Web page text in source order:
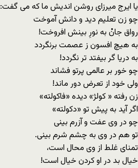
یا ایرج میرزاى روشن اندیش ما که مى گفت:
چو زن تعلیم دید و دانش آموخت
رواق جانْ به نورِ بینش افروخت!
به هیچ افسون ز عصمت برنگردد
به دریا گر بیفتد تر نگردد!
چو خور بر عالمی پرتو فشاند
ولی خود از تعرض دور ماند!
زن رفته « کولژ» دیده «فاکولته»
اگر آید به پیش تو «دکولته»
چو در وی عفت و آزرم بینی
تو هم در وی به چشم شرم بینی.
تمنای غلط از وی محال است،
خیال بد در او کردن خیال است!